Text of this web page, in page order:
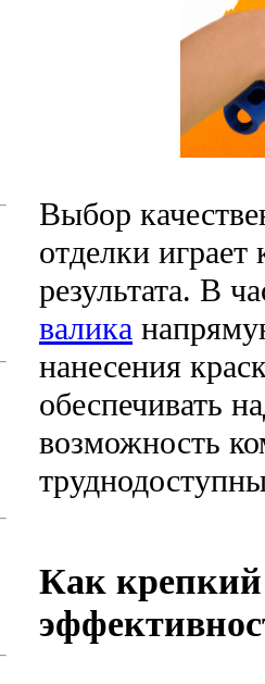
Выбор
отделки
результата. В
валика
нанесения
обеспечивать
возможность
Как